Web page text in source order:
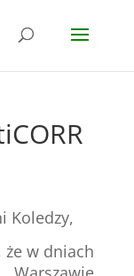
Koledzy,
w dniach